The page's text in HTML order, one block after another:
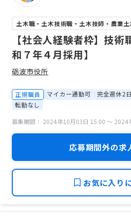
土木職・土木技術職・土木技師・農業土
【社会人経験者枠】技術
和７年４月採用】
砺波市役所
正規職員 マイカー通勤可 完全週休2日
転勤なし
募集期間： 2024年10月03日 15:00 〜 2024
応募期間外の求
お気に入り